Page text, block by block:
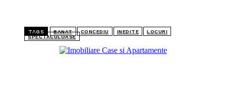
TAGS BANAT CONCEDIU INEDITE
LOCURI
SPECTACULOASE